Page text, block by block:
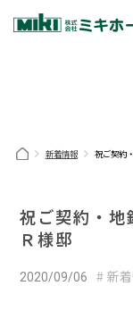
新着情報 祝ご契約
祝ご契約・
Ｒ様邸
2020/09/06 新